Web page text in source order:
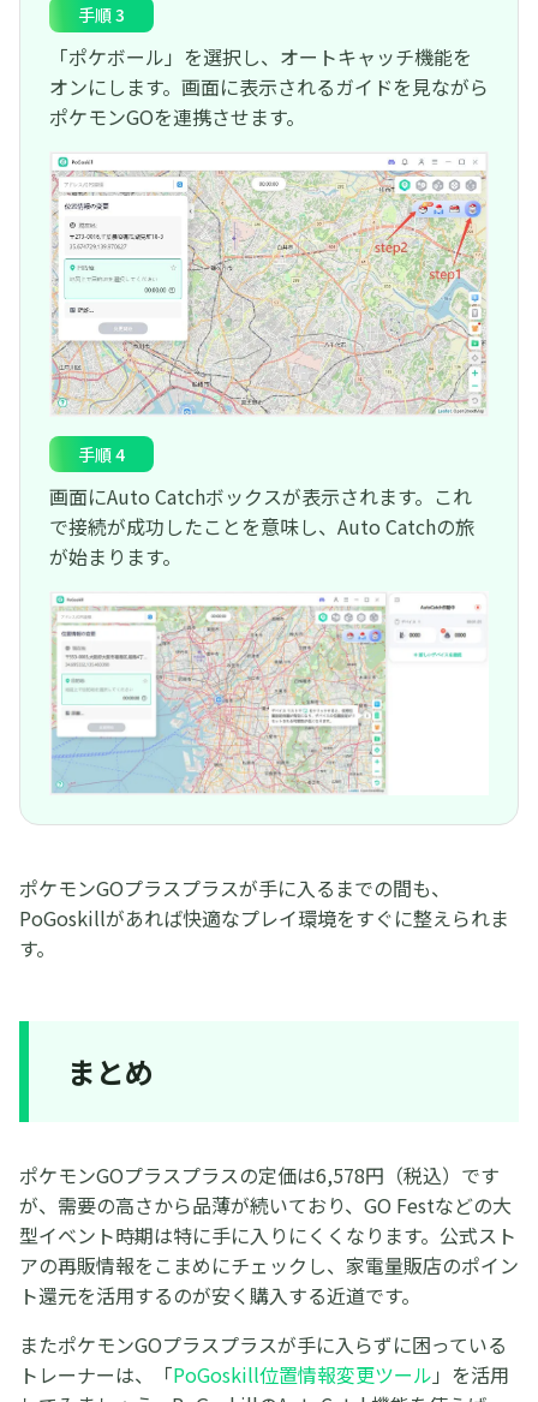
手順 3
「ポケボール」を選択し、オートキャッチ機能を
オンにします。画面に表示されるガイドを見ながら
ポケモンGOを連携させます。
手順 4
画面にAuto Catchボックスが表示されます。これ
で接続が成功したことを意味し、Auto Catchの旅
が始まります。
ポケモンGOプラスプラスが手に入るまでの間も、
PoGoskillがあれば快適なプレイ環境をすぐに整えられま
す。
まとめ
ポケモンGOプラスプラスの定価は6,578円（税込）です
が、需要の高さから品薄が続いており、GO Festなどの大
型イベント時期は特に手に入りにくくなります。公式スト
アの再販情報をこまめにチェックし、家電量販店のポイン
ト還元を活用するのが安く購入する近道です。
またポケモンGOプラスプラスが手に入らずに困っている
トレーナーは、「PoGoskill位置情報変更ツール 」を活用